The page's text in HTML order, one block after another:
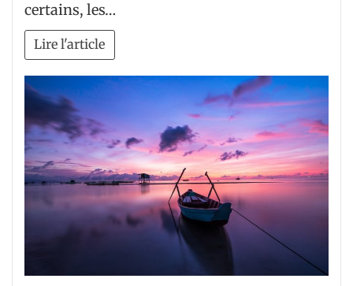
certains, les…
Lire l'article